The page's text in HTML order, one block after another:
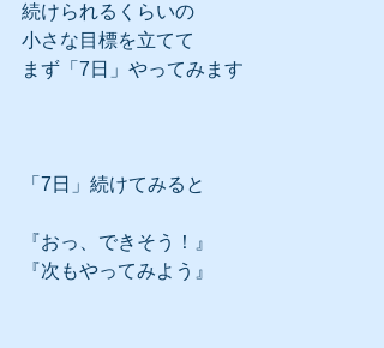
続けられるくらいの
小さな目標を立てて
まず「7日」やってみます
「7日」続けてみると
『おっ、できそう！』
『次もやってみよう』